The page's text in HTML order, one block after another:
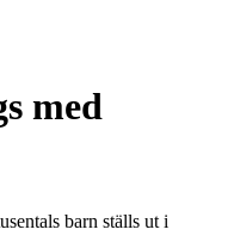
med
barn ställs ut i